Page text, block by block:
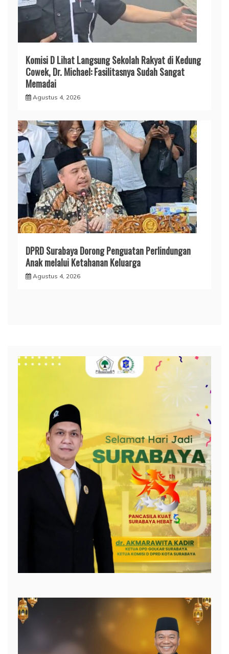
Komisi D Lihat Langsung Sekolah Rakyat di Kedung
Cowek, Dr. Michael: Fasilitasnya Sudah Sangat
Memadai
Agustus 4, 2026
DPRD Surabaya Dorong Penguatan Perlindungan
Anak melalui Ketahanan Keluarga
Agustus 4, 2026